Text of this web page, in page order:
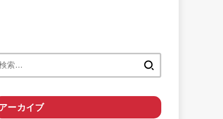
ーカイブ